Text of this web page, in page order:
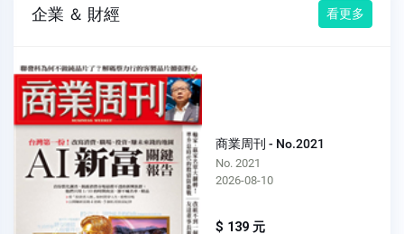
企業 ＆ 財經 看更多
商業周刊 - No.2021
No. 2021
2026-08-10
$ 139 元